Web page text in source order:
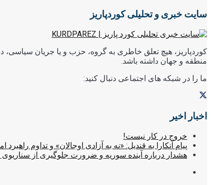
سایت خبری و تحلیلی کوردپاریز
کوردپاریز، هیچ تعلق خاطری به گروه، حزب و یا جریان سیاسی،
منطقه و جهان داشته باشد.
ما را در شبکه های اجتماعی دنبال کنید:
اخبار اخیر
خروج در کار نیست!
پیام آنکارا به قندیل: «نه به آزادی اوجالان» و تداوم راهبرد
هشدار درباره آینده سوریه و ضرورت جلوگیری از سناریوی